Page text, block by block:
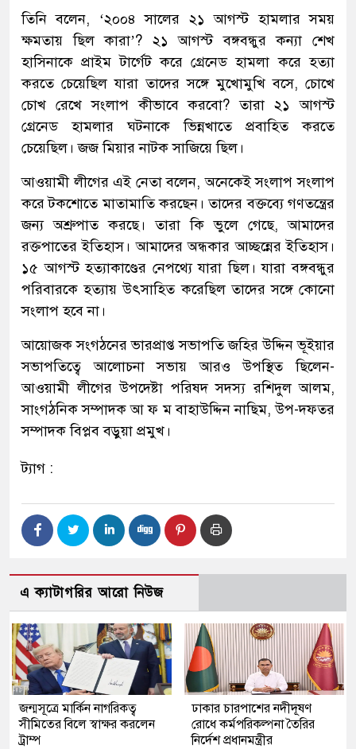
তিনি বলেন, ‘২০০৪ সালের ২১ আগস্ট হামলার সময়
ক্ষমতায় ছিল কারা’? ২১ আগস্ট বঙ্গবন্ধুর কন্যা শেখ
হাসিনাকে প্রাইম টার্গেট করে গ্রেনেড হামলা করে হত্যা
করতে চেয়েছিল যারা তাদের সঙ্গে মুখোমুখি বসে, চোখে
চোখ রেখে সংলাপ কীভাবে করবো? তারা ২১ আগস্ট
গ্রেনেড হামলার ঘটনাকে ভিন্নখাতে প্রবাহিত করতে
চেয়েছিল। জজ মিয়ার নাটক সাজিয়ে ছিল।
আওয়ামী লীগের এই নেতা বলেন, অনেকেই সংলাপ সংলাপ
করে টকশোতে মাতামাতি করছেন। তাদের বক্তব্যে গণতন্ত্রের
জন্য অশ্রুপাত করছে। তারা কি ভুলে গেছে, আমাদের
রক্তপাতের ইতিহাস। আমাদের অন্ধকার আচ্ছন্নের ইতিহাস।
১৫ আগস্ট হত্যাকাণ্ডের নেপথ্যে যারা ছিল। যারা বঙ্গবন্ধুর
পরিবারকে হত্যায় উৎসাহিত করেছিল তাদের সঙ্গে কোনো
সংলাপ হবে না।
আয়োজক সংগঠনের ভারপ্রাপ্ত সভাপতি জহির উদ্দিন ভূইয়ার
সভাপতিত্বে আলোচনা সভায় আরও উপস্থিত ছিলেন-
আওয়ামী লীগের উপদেষ্টা পরিষদ সদস্য রশিদুল আলম,
সাংগঠনিক সম্পাদক আ ফ ম বাহাউদ্দিন নাছিম, উপ-দফতর
সম্পাদক বিপ্লব বড়ুয়া প্রমুখ।
ট্যাগ :
এ ক্যাটাগরির আরো নিউজ
জন্মসূত্রে মার্কিন নাগরিকত্ব
সীমিতের বিলে স্বাক্ষর করলেন
ট্রাম্প
ঢাকার চারপাশের নদীদূষণ
রোধে কর্মপরিকল্পনা তৈরির
নির্দেশ প্রধানমন্ত্রীর